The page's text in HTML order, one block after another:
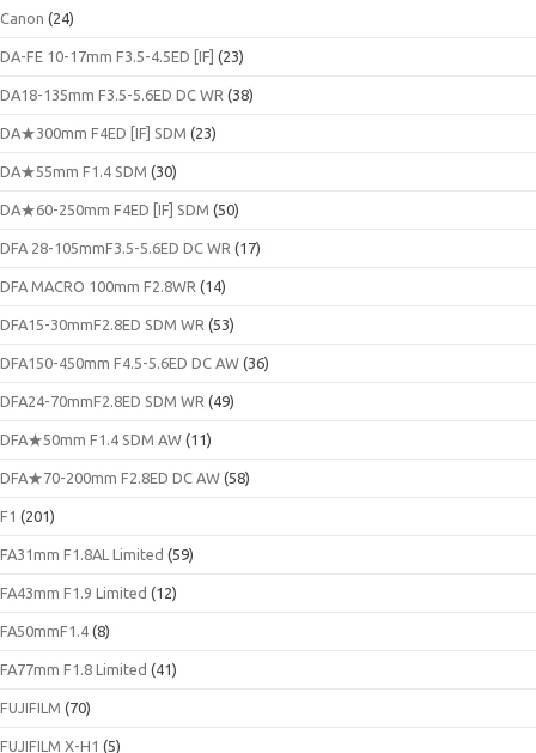
Canon (24)
DA-FE 10-17mm F3.5-4.5ED [IF] (23)
DA18-135mm F3.5-5.6ED DC WR (38)
DA★300mm F4ED [IF] SDM (23)
DA★55mm F1.4 SDM (30)
DA★60-250mm F4ED [IF] SDM (50)
DFA 28-105mmF3.5-5.6ED DC WR (17)
DFA MACRO 100mm F2.8WR (14)
DFA15-30mmF2.8ED SDM WR (53)
DFA150-450mm F4.5-5.6ED DC AW (36)
DFA24-70mmF2.8ED SDM WR (49)
DFA★50mm F1.4 SDM AW (11)
DFA★70-200mm F2.8ED DC AW (58)
F1 (201)
FA31mm F1.8AL Limited (59)
FA43mm F1.9 Limited (12)
FA50mmF1.4 (8)
FA77mm F1.8 Limited (41)
FUJIFILM (70)
FUJIFILM X-H1 (5)